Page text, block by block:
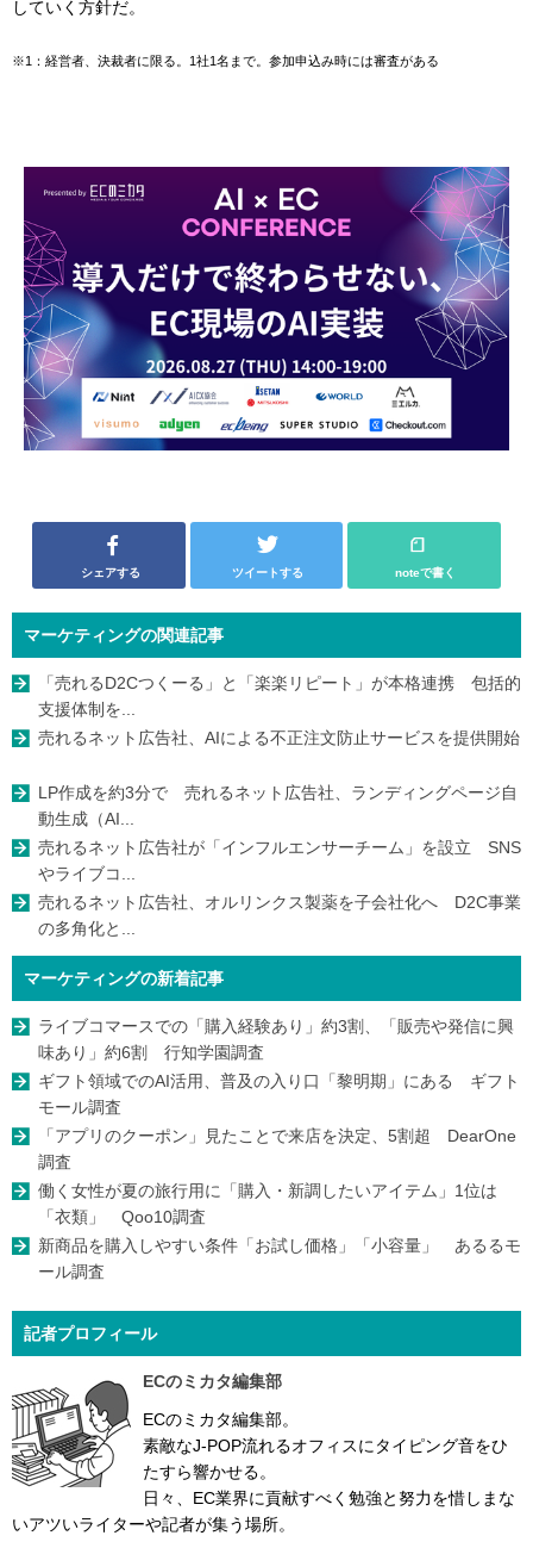
していく方針だ。
※1：経営者、決裁者に限る。1社1名まで。参加申込み時には審査がある
シェアする ツイートする noteで書く
マーケティングの関連記事
「売れるD2Cつくーる」と「楽楽リピート」が本格連携 包括的
支援体制を...
売れるネット広告社、AIによる不正注文防止サービスを提供開始
LP作成を約3分で 売れるネット広告社、ランディングページ自
動生成（AI...
売れるネット広告社が「インフルエンサーチーム」を設立 SNS
やライブコ...
売れるネット広告社、オルリンクス製薬を子会社化へ D2C事業
の多角化と...
マーケティングの新着記事
ライブコマースでの「購入経験あり」約3割、「販売や発信に興
味あり」約6割 行知学園調査
ギフト領域でのAI活用、普及の入り口「黎明期」にある ギフト
モール調査
「アプリのクーポン」見たことで来店を決定、5割超 DearOne
調査
働く女性が夏の旅行用に「購入・新調したいアイテム」1位は
「衣類」 Qoo10調査
新商品を購入しやすい条件「お試し価格」「小容量」 あるるモ
ール調査
記者プロフィール
ECのミカタ編集部
ECのミカタ編集部。
素敵なJ-POP流れるオフィスにタイピング音をひ
たすら響かせる。
日々、EC業界に貢献すべく勉強と努力を惜しまな
いアツいライターや記者が集う場所。